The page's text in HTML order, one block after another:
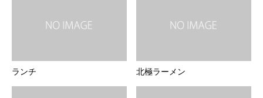
ランチ 北極ラーメン